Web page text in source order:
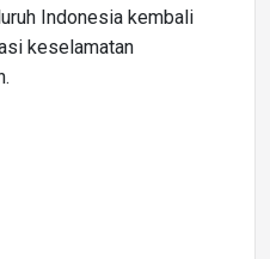
Indonesia kembali
keselamatan